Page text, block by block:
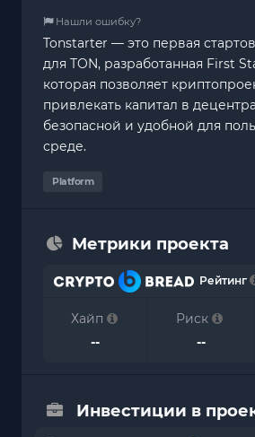
Нашли ошибку?
Tonstarter — это первая
для TON, разработанная First
которая позволяет
привлекать капитал в
безопасной и удобной для
среде.
Platform
Метрики проекта
Рейтинг
Хайп
--
Риск
--
Инвестиции в